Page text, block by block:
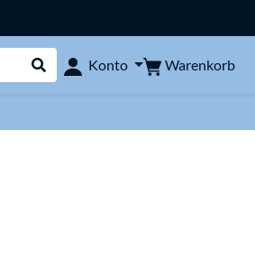
Suche durchführen
Konto Warenkorb